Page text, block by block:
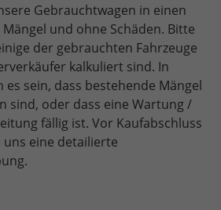
Gebrauchtwagen in einen
und ohne Schäden. Bitte
der gebrauchten Fahrzeuge
kalkuliert sind. In
es sein, dass bestehende Mängel
sind, oder dass eine Wartung /
fällig ist. Vor Kaufabschluss
uns eine detailierte